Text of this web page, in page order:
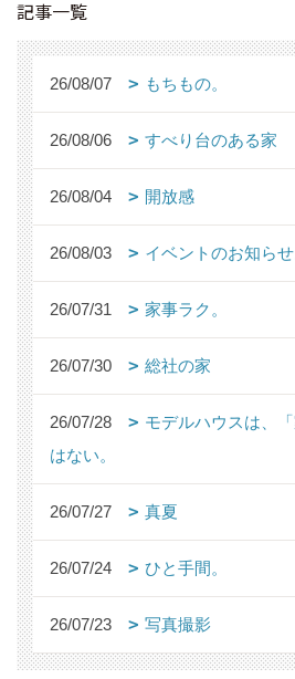
記事一覧
26/08/07 もちもの。
26/08/06 すべり台のある家
26/08/04 開放感
26/08/03 イベントのお知らせ
26/07/31 家事ラク。
26/07/30 総社の家
26/07/28
モデルハウスは、
はない。
26/07/27 真夏
26/07/24 ひと手間。
26/07/23 写真撮影